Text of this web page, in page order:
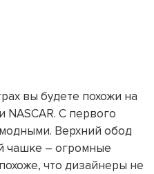
вы будете похожи на
NASCAR. С первого
Верхний обод
чашке – огромные
что дизайнеры не